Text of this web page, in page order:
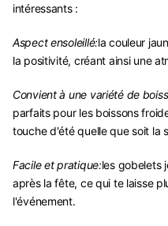
intéressants :
Aspect ensoleillé:la couleur
la positivité, créant ainsi une
Convient à une variété de
parfaits pour les boissons
touche d'été quelle que soit la
Facile et pratique:les gobelets
après la fête, ce qui te laisse
l'événement.